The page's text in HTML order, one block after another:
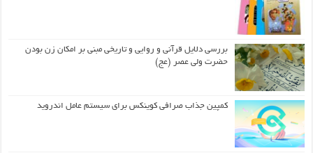
بررسی دلایل قرآنی و روایی و تاریخی مبنی بر امکان زن بودن
حضرت ولی عصر (عج)
کمپین جذاب صرافی کوینکس برای سیستم عامل اندروید